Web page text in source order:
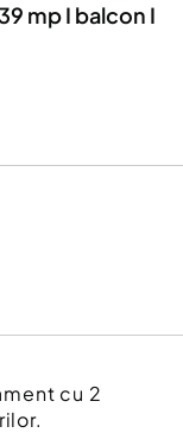
mp I balcon I
cu 2